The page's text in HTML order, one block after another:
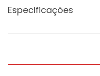
Especificações